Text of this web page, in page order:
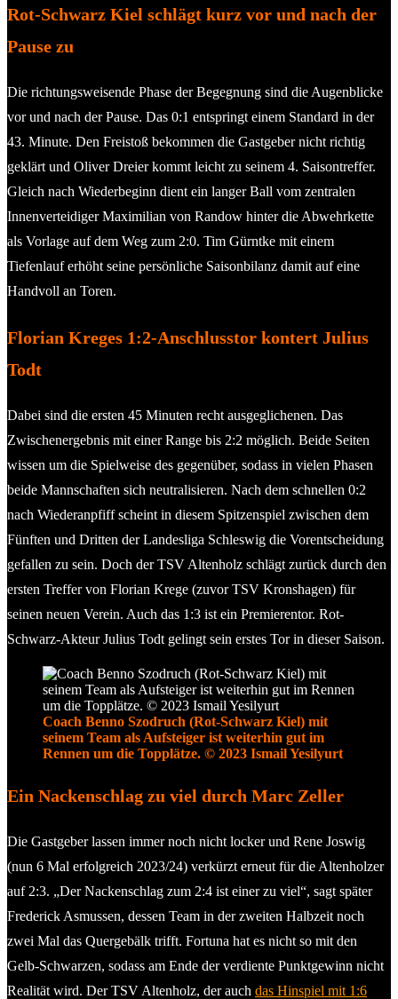
Rot-Schwarz Kiel schlägt kurz vor und nach der
Pause zu
Die richtungsweisende Phase der Begegnung sind die Augenblicke
vor und nach der Pause. Das 0:1 entspringt einem Standard in der
43. Minute. Den Freistoß bekommen die Gastgeber nicht richtig
geklärt und Oliver Dreier kommt leicht zu seinem 4. Saisontreffer.
Gleich nach Wiederbeginn dient ein langer Ball vom zentralen
Innenverteidiger Maximilian von Randow hinter die Abwehrkette
als Vorlage auf dem Weg zum 2:0. Tim Gürntke mit einem
Tiefenlauf erhöht seine persönliche Saisonbilanz damit auf eine
Handvoll an Toren.
Florian Kreges 1:2-Anschlusstor kontert Julius
Todt
Dabei sind die ersten 45 Minuten recht ausgeglichenen. Das
Zwischenergebnis mit einer Range bis 2:2 möglich. Beide Seiten
wissen um die Spielweise des gegenüber, sodass in vielen Phasen
beide Mannschaften sich neutralisieren. Nach dem schnellen 0:2
nach Wiederanpfiff scheint in diesem Spitzenspiel zwischen dem
Fünften und Dritten der Landesliga Schleswig die Vorentscheidung
gefallen zu sein. Doch der TSV Altenholz schlägt zurück durch den
ersten Treffer von Florian Krege (zuvor TSV Kronshagen) für
seinen neuen Verein. Auch das 1:3 ist ein Premierentor. Rot-
Schwarz-Akteur Julius Todt gelingt sein erstes Tor in dieser Saison.
Coach Benno Szodruch (Rot-Schwarz Kiel) mit
seinem Team als Aufsteiger ist weiterhin gut im
Rennen um die Topplätze. © 2023 Ismail Yesilyurt
Ein Nackenschlag zu viel durch Marc Zeller
Die Gastgeber lassen immer noch nicht locker und Rene Joswig
(nun 6 Mal erfolgreich 2023/24) verkürzt erneut für die Altenholzer
auf 2:3. „Der Nackenschlag zum 2:4 ist einer zu viel“, sagt später
Frederick Asmussen, dessen Team in der zweiten Halbzeit noch
zwei Mal das Quergebälk trifft. Fortuna hat es nicht so mit den
Gelb-Schwarzen, sodass am Ende der verdiente Punktgewinn nicht
Realität wird. Der TSV Altenholz, der auch das Hinspiel mit 1:6